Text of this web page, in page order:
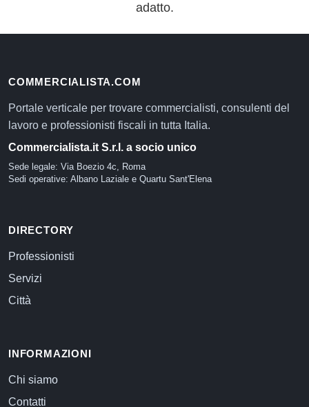
adatto.
COMMERCIALISTA.COM
Portale verticale per trovare commercialisti, consulenti del
lavoro e professionisti fiscali in tutta Italia.
Commercialista.it S.r.l. a socio unico
Sede legale: Via Boezio 4c, Roma
Sedi operative: Albano Laziale e Quartu Sant'Elena
DIRECTORY
Professionisti
Servizi
Città
INFORMAZIONI
Chi siamo
Contatti